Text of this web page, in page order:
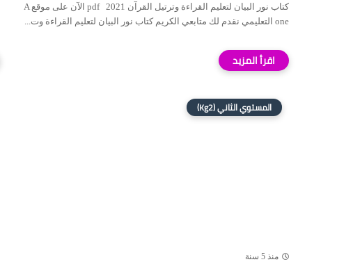
كتاب نور البيان لتعليم القراءة وترتيل القرآن pdf 2021 الآن على موقع A
one التعليمي نقدم لك متابعي الكريم كتاب نور البيان لتعليم القراءة وت...
المستوي الثاني (Kg2)
منذ 5 سنة